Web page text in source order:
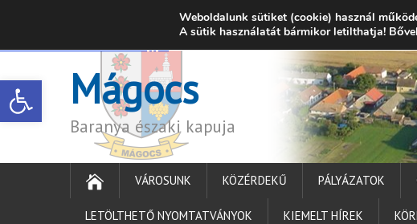
Open toolbar
7342 Mágocs, Szabadság utca 39. onkormanyzat@magocs.hu
Mágocs
Baranya északi kapuja
VÁROSUNK KÖZÉRDEKŰ PÁLYÁZATOK
LETÖLTHETŐ NYOMTATVÁNYOK KIEMELT HÍREK
Weboldalunk sütiket (cookie) használ
A sütik használatát bármikor letilthatja!